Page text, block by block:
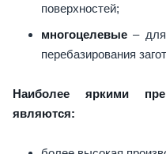
поверхностей;
многоцелевые –
перебазирования
Наиболее яркими
являются: